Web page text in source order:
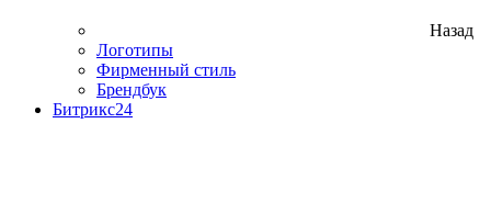
Назад
Логотипы
Фирменный стиль
Брендбук
Битрикс24